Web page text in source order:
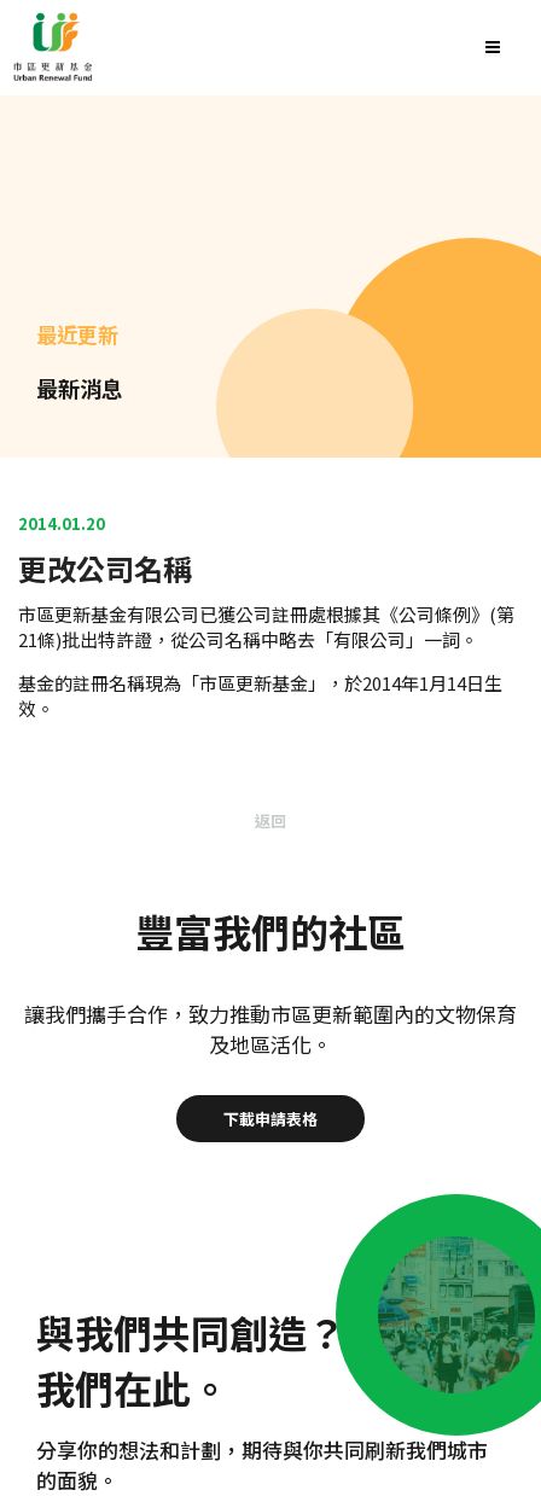
最近更新
最新消息
2014.01.20
更改公司名稱
市區更新基金有限公司已獲公司註冊處根據其《公司條例》(第
21條)批出特許證，從公司名稱中略去「有限公司」一詞。
基金的註冊名稱現為「市區更新基金」，於2014年1月14日生
效。
返回
豐富我們的社區
讓我們攜手合作，致力推動市區更新範圍內的文物保育
及地區活化。
下載申請表格
與我們共同創造？
我們在此。
分享你的想法和計劃，期待與你共同刷新我們城市
的面貌。